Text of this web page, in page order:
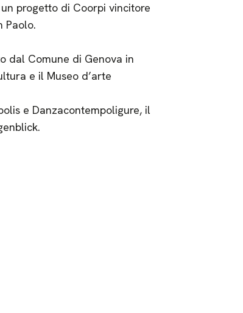
progetto di Coorpi vincitore
Paolo.
dal Comune di Genova in
e il Museo d’arte
e Danzacontempoligure, il